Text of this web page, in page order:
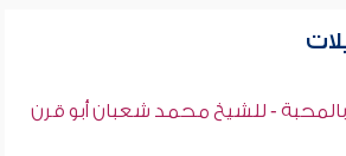
- للشيخ محمد شعبان أبو قرن